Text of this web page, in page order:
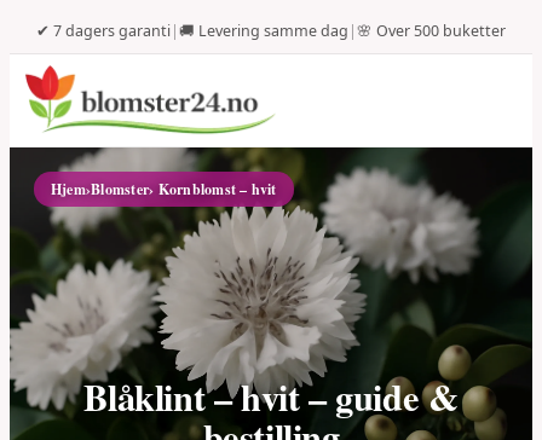
✔ 7 dagers garanti|🚚 Levering samme dag |🌸 Over 500 buketter
Hjem›Blomster› Kornblomst – hvit
Blåklint – hvit – guide &